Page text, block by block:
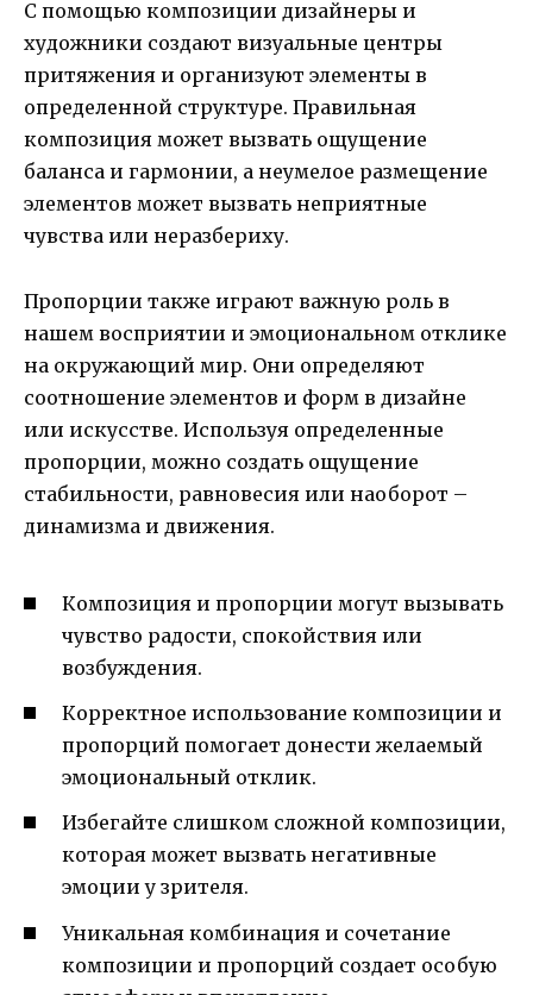
С помощью композиции дизайнеры и
художники создают визуальные центры
притяжения и организуют элементы в
определенной структуре. Правильная
композиция может вызвать ощущение
баланса и гармонии, а неумелое размещение
элементов может вызвать неприятные
чувства или неразбериху.
Пропорции также играют важную роль в
нашем восприятии и эмоциональном отклике
на окружающий мир. Они определяют
соотношение элементов и форм в дизайне
или искусстве. Используя определенные
пропорции, можно создать ощущение
стабильности, равновесия или наоборот –
динамизма и движения.
Композиция и пропорции могут вызывать
чувство радости, спокойствия или
возбуждения.
Корректное использование композиции и
пропорций помогает донести желаемый
эмоциональный отклик.
Избегайте слишком сложной композиции,
которая может вызвать негативные
эмоции у зрителя.
Уникальная комбинация и сочетание
композиции и пропорций создает особую